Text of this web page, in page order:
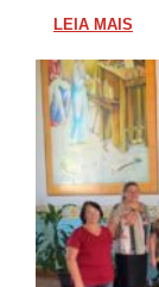
LEIA MAIS